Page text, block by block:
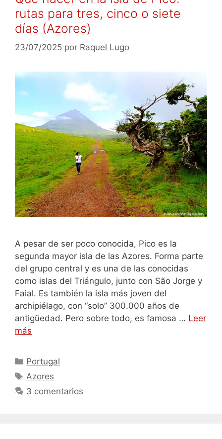
rutas para tres, cinco o siete
días (Azores)
23/07/2025 por Raquel Lugo
A pesar de ser poco conocida, Pico es la
segunda mayor isla de las Azores. Forma parte
del grupo central y es una de las conocidas
como islas del Triángulo, junto con São Jorge y
Faial. Es también la isla más joven del
archipiélago, con “solo” 300.000 años de
antigüedad. Pero sobre todo, es famosa … Leer
más
Categorías
Portugal
Etiquetas
Azores
3 comentarios